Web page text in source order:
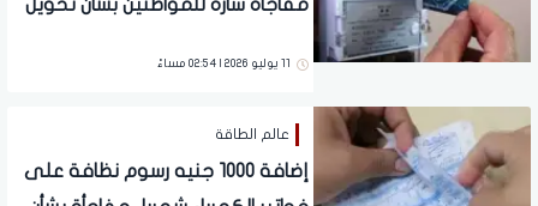
مفاجأة سارة للمواطنين بشأن تحويل
11 يوليو 2026 | 02:54 مساءً
عالم الطاقة
إضافة 1000 جنيه رسوم نظافة على